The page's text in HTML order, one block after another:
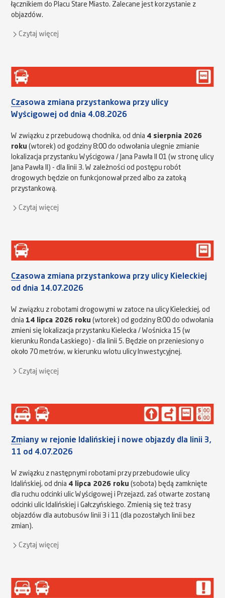
łącznikiem do Placu Stare Miasto. Zalecane jest korzystanie z
objazdów.
Czytaj więcej
Czasowa zmiana przystankowa przy ulicy
Wyścigowej od dnia 4.08.2026
W związku z przebudową chodnika, od dnia 4 sierpnia 2026
roku (wtorek) od godziny 8:00 do odwołania ulegnie zmianie
lokalizacja przystanku Wyścigowa / Jana Pawła II 01 (w stronę ulicy
Jana Pawła II) - dla linii 3. W zależności od postępu robót
drogowych będzie on funkcjonował przed albo za zatoką
przystankową.
Czytaj więcej
Czasowa zmiana przystankowa przy ulicy Kieleckiej
od dnia 14.07.2026
W związku z robotami drogowymi w zatoce na ulicy Kieleckiej, od
dnia 14 lipca 2026 roku (wtorek) od godziny 8:00 do odwołania
zmieni się lokalizacja przystanku Kielecka / Wośnicka 15 (w
kierunku Ronda Łaskiego) - dla linii 5. Będzie on przeniesiony o
około 70 metrów, w kierunku wlotu ulicy Inwestycyjnej.
Czytaj więcej
Zmiany w rejonie Idalińskiej i nowe objazdy dla linii 3,
11 od 4.07.2026
W związku z następnymi robotami przy przebudowie ulicy
Idalińskiej, od dnia 4 lipca 2026 roku (sobota) będą zamknięte
dla ruchu odcinki ulic Wyścigowej i Przejazd, zaś otwarte zostaną
odcinki ulic Idalińskiej i Gałczyńskiego. Zmienią się też trasy
objazdów dla autobusów linii 3 i 11 (dla pozostałych linii bez
zmian).
Czytaj więcej